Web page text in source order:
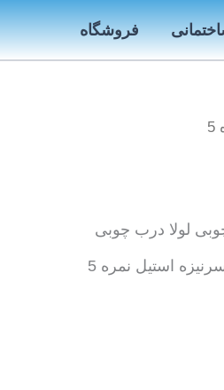
فروشگاه
استیل نمره 5